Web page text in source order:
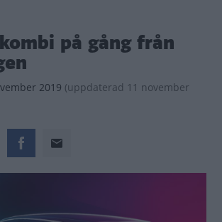
på gång från
2019 (uppdaterad 11 november